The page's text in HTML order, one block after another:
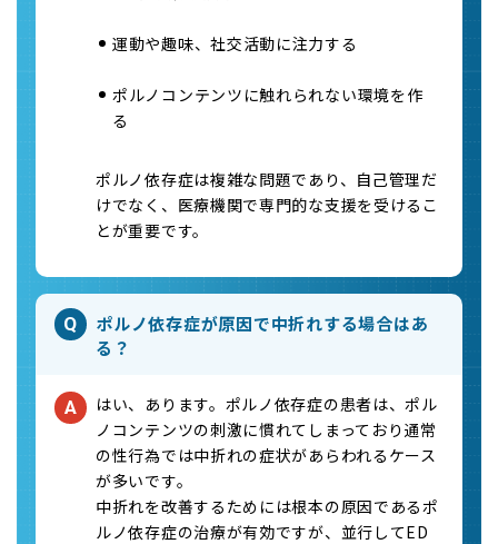
運動や趣味、社交活動に注力する
ポルノコンテンツに触れられない環境を作
る
ポルノ依存症は複雑な問題であり、自己管理だ
けでなく、医療機関で専門的な支援を受けるこ
とが重要です。
Q
ポルノ依存症が原因で中折れする場合はあ
る？
A
はい、あります。ポルノ依存症の患者は、ポル
ノコンテンツの刺激に慣れてしまっており通常
の性行為では中折れの症状があらわれるケース
が多いです。
中折れを改善するためには根本の原因であるポ
ルノ依存症の治療が有効ですが、並行してED